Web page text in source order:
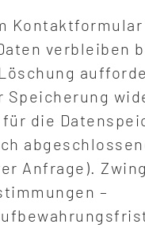
Kontaktformular
verbleiben
Speicherung
die
Anfrage).
–